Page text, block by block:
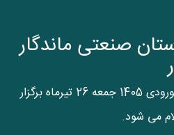
صنعتی ماندگار
آزمون ورودی 1405 جمعه 26 تیرماه برگزار
می شود.